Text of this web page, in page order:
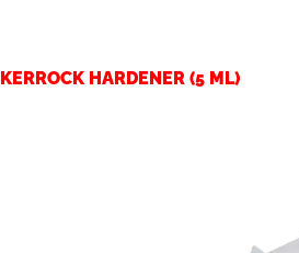
KERROCK HARDENER (5 ML)